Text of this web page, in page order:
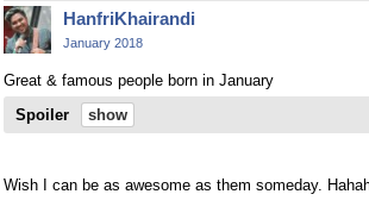
HanfriKhairandi
January 2018
Great & famous people born in January
Spoiler
Wish I can be as awesome as them someday.